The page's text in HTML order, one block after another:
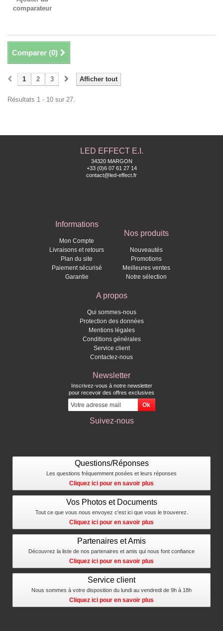
comparateur
Comparer (0)
Afficher tout
1 2 3
Résultats 1 - 10 sur 27.
LED EFFECT E.I.
34320 MARGON
+33 (0)6 07 61 27 14
contact@led-effect.fr
Informations
Mon Compte
Livraisons et retours
Plan du site
Paiement sécurisé
Garantie
Nos produits
Nouveautés
Promotions
Meilleures ventes
Notre sélection
A propos
Qui sommes-nous
Protection des données
Mentions légales
Conditions générales
Service client
Contactez-nous
Newsletter
Inscrivez-vous à notre newsletter
pour recevoir des offres exclusives
Suivez-nous
Questions/Réponses
Les questions fréquemment posées et leurs réponses
Cliquez ici pour en savoir plus
Vos Photos et Documents
Tout ce que vous nous envoyez c'est ici que vous le trouverez.
Cliquez ici pour en savoir plus
Partenaires et Amis
Découvrez la liste de nos partenaires et amis qui nous font confiance
Cliquez ici pour en savoir plus
Service client
Nous sommes à votre disposition du lundi au vendredi de 9h à 18h
Cliquez ici pour en savoir plus